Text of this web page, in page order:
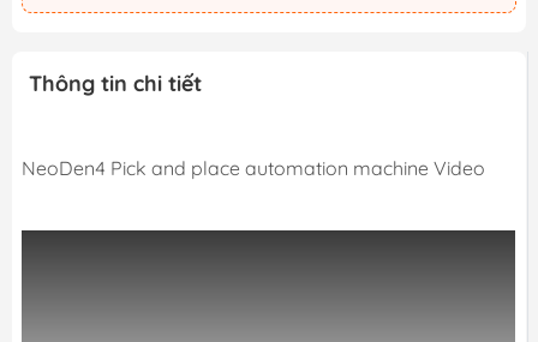
Thông tin chi tiết
NeoDen4 Pick and place automation machine Video